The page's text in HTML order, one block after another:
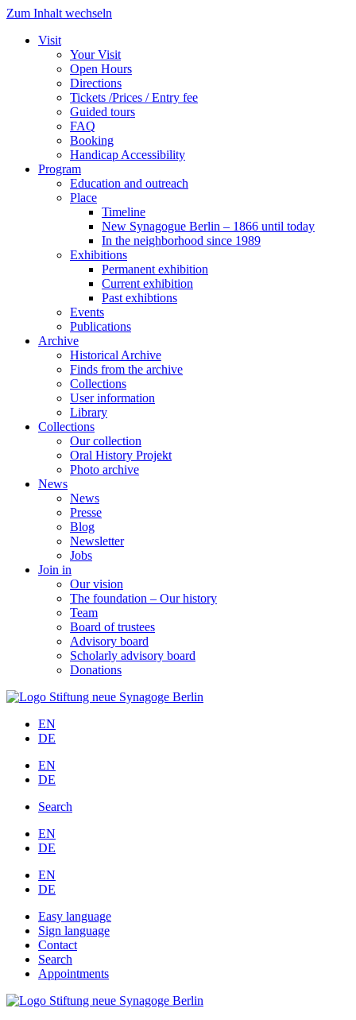
Zum Inhalt wechseln
Visit
Your Visit
Open Hours
Directions
Tickets /Prices / Entry fee
Guided tours
FAQ
Booking
Handicap Accessibility
Program
Education and outreach
Place
Timeline
New Synagogue Berlin – 1866 until today
In the neighborhood since 1989
Exhibitions
Permanent exhibition
Current exhibition
Past exhibtions
Events
Publications
Archive
Historical Archive
Finds from the archive
Collections
User information
Library
Collections
Our collection
Oral History Projekt
Photo archive
News
News
Presse
Blog
Newsletter
Jobs
Join in
Our vision
The foundation – Our history
Team
Board of trustees
Advisory board
Scholarly advisory board
Donations
EN
DE
EN
DE
Search
EN
DE
EN
DE
Easy language
Sign language
Contact
Search
Appointments